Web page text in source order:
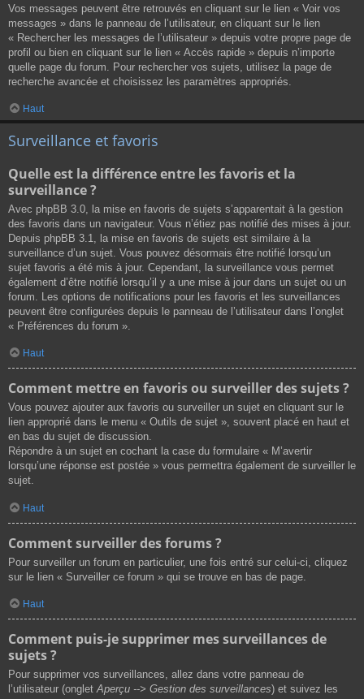
Vos messages peuvent être retrouvés en cliquant sur le lien « Voir vos
messages » dans le panneau de l’utilisateur, en cliquant sur le lien
« Rechercher les messages de l’utilisateur » depuis votre propre page de
profil ou bien en cliquant sur le lien « Accès rapide » depuis n’importe
quelle page du forum. Pour rechercher vos sujets, utilisez la page de
recherche avancée et choisissez les paramètres appropriés.
Haut
Surveillance et favoris
Quelle est la différence entre les favoris et la
surveillance ?
Avec phpBB 3.0, la mise en favoris de sujets s’apparentait à la gestion
des favoris dans un navigateur. Vous n’étiez pas notifié des mises à jour.
Depuis phpBB 3.1, la mise en favoris de sujets est similaire à la
surveillance d’un sujet. Vous pouvez désormais être notifié lorsqu’un
sujet favoris a été mis à jour. Cependant, la surveillance vous permet
également d’être notifié lorsqu’il y a une mise à jour dans un sujet ou un
forum. Les options de notifications pour les favoris et les surveillances
peuvent être configurées depuis le panneau de l’utilisateur dans l’onglet
« Préférences du forum ».
Haut
Comment mettre en favoris ou surveiller des sujets ?
Vous pouvez ajouter aux favoris ou surveiller un sujet en cliquant sur le
lien approprié dans le menu « Outils de sujet », souvent placé en haut et
en bas du sujet de discussion.
Répondre à un sujet en cochant la case du formulaire « M’avertir
lorsqu’une réponse est postée » vous permettra également de surveiller le
sujet.
Haut
Comment surveiller des forums ?
Pour surveiller un forum en particulier, une fois entré sur celui-ci, cliquez
sur le lien « Surveiller ce forum » qui se trouve en bas de page.
Haut
Comment puis-je supprimer mes surveillances de
sujets ?
Pour supprimer vos surveillances, allez dans votre panneau de
l’utilisateur (ongletAperçu --> Gestion des surveillances) et suivez les